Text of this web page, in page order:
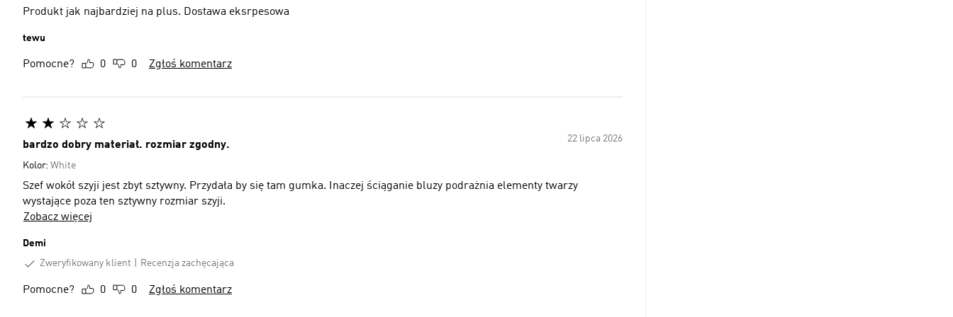
Produkt jak najbardziej na plus. Dostawa eksrpesowa
tewu
Pomocne? 0 0 Zgłoś komentarz
22 lipca 2026
bardzo dobry materiał. rozmiar zgodny.
Kolor: White
Szef wokół szyji jest zbyt sztywny. Przydała by się tam gumka. Inaczej ściąganie bluzy podrażnia elementy twarzy
wystające poza ten sztywny rozmiar szyji.
Zobacz więcej
Demi
Zweryfikowany klient
Recenzja zachęcająca
Pomocne? 0 0 Zgłoś komentarz